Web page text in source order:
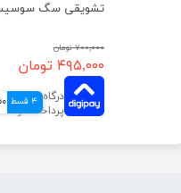
۷۰۰,۰۰۰ تومان
۴۹۵,۰۰۰ تومان
4 قسط